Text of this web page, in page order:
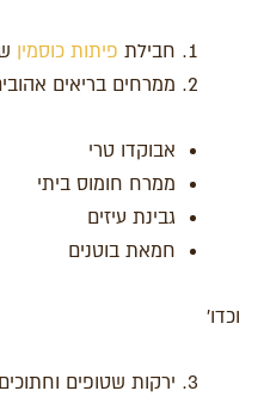
חבילת פיתות כוסמין
ממרחים בריאים
אבוקדו טרי
ממרח חומוס ביתי
גבינת עיזים
חמאת בוטנים
וכדו'
ירקות שטופים